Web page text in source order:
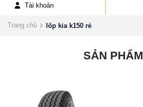
Tài khoản
Trang chủ lốp kia k150 rẻ
SẢN PHẨM